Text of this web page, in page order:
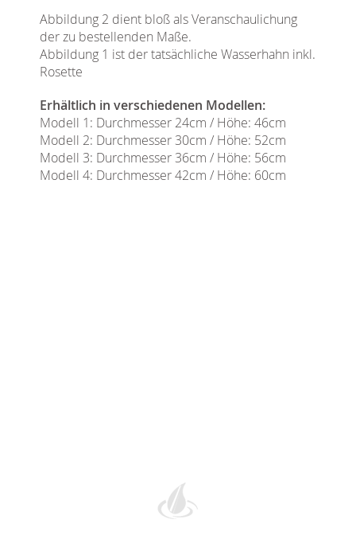
Abbildung 2 dient bloß als Veranschaulichung
der zu bestellenden Maße.
Abbildung 1 ist der tatsächliche Wasserhahn inkl.
Rosette
Erhältlich in verschiedenen Modellen:
Modell 1: Durchmesser 24cm / Höhe: 46cm
Modell 2: Durchmesser 30cm / Höhe: 52cm
Modell 3: Durchmesser 36cm / Höhe: 56cm
Modell 4: Durchmesser 42cm / Höhe: 60cm